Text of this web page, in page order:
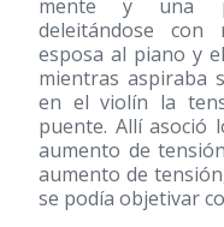
mente y una
deleitándose
esposa al piano y
mientras aspiraba
en el violín la
puente. Allí asoció
aumento de
aumento de
se podía objetivar